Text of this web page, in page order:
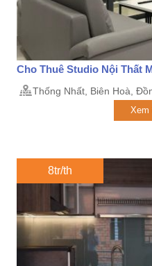
Cho Thuê Studio Nội Thất
Thống Nhất, Biên Hoà,
Xem
8tr/th